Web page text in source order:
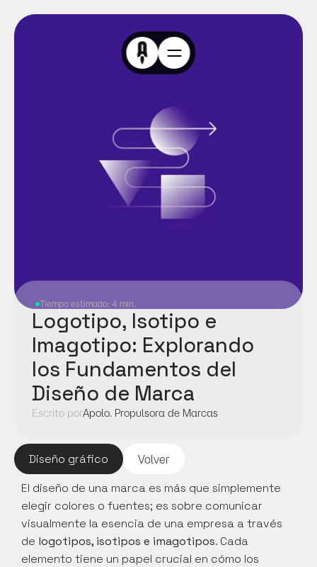
Diseño gráfico Volver
El diseño de una marca es más que simplemente
elegir colores o fuentes; es sobre comunicar
visualmente la esencia de una empresa a través
de logotipos, isotipos e imagotipos. Cada
elemento tiene un papel crucial en cómo los
Tiempo estimado: 4 min.
Logotipo, Isotipo e
Imagotipo: Explorando
los Fundamentos del
Diseño de Marca
Escrito porApolo. Propulsora de Marcas